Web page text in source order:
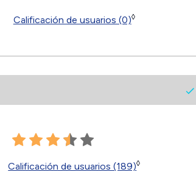
Calificación de usuarios (0)◊
Calificación de usuarios (189)◊